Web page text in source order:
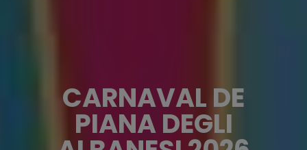
CARNAVAL DE
PIANA DEGLI